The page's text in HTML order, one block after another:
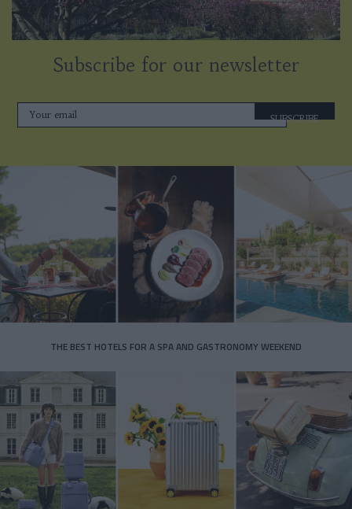
Subscribe for our newsletter
SUBSCRIBE
THE BEST HOTELS FOR A SPA AND GASTRONOMY WEEKEND